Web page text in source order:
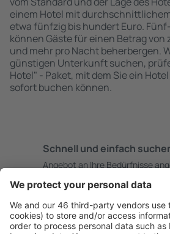
einem Hotel mit
etwa fünfzig bis hundert Euro.
können Gäste für einen Betrag von
und mehr pro Nacht beherbergen.
günstigen Unterkunft suchen,
Hotel" - Paket, mit dem Sie ein
sofort buchen können.
Schnell und einfach
Angebot an Ihre Bedürfnisse
Sicher planen
Buchen ohne Sorgen mit einer
Stornierungsoption.